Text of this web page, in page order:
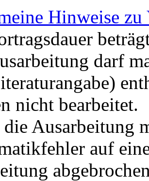
Hinweise zu
darf
nicht bearbeitet.
Ausarbeitung
auf